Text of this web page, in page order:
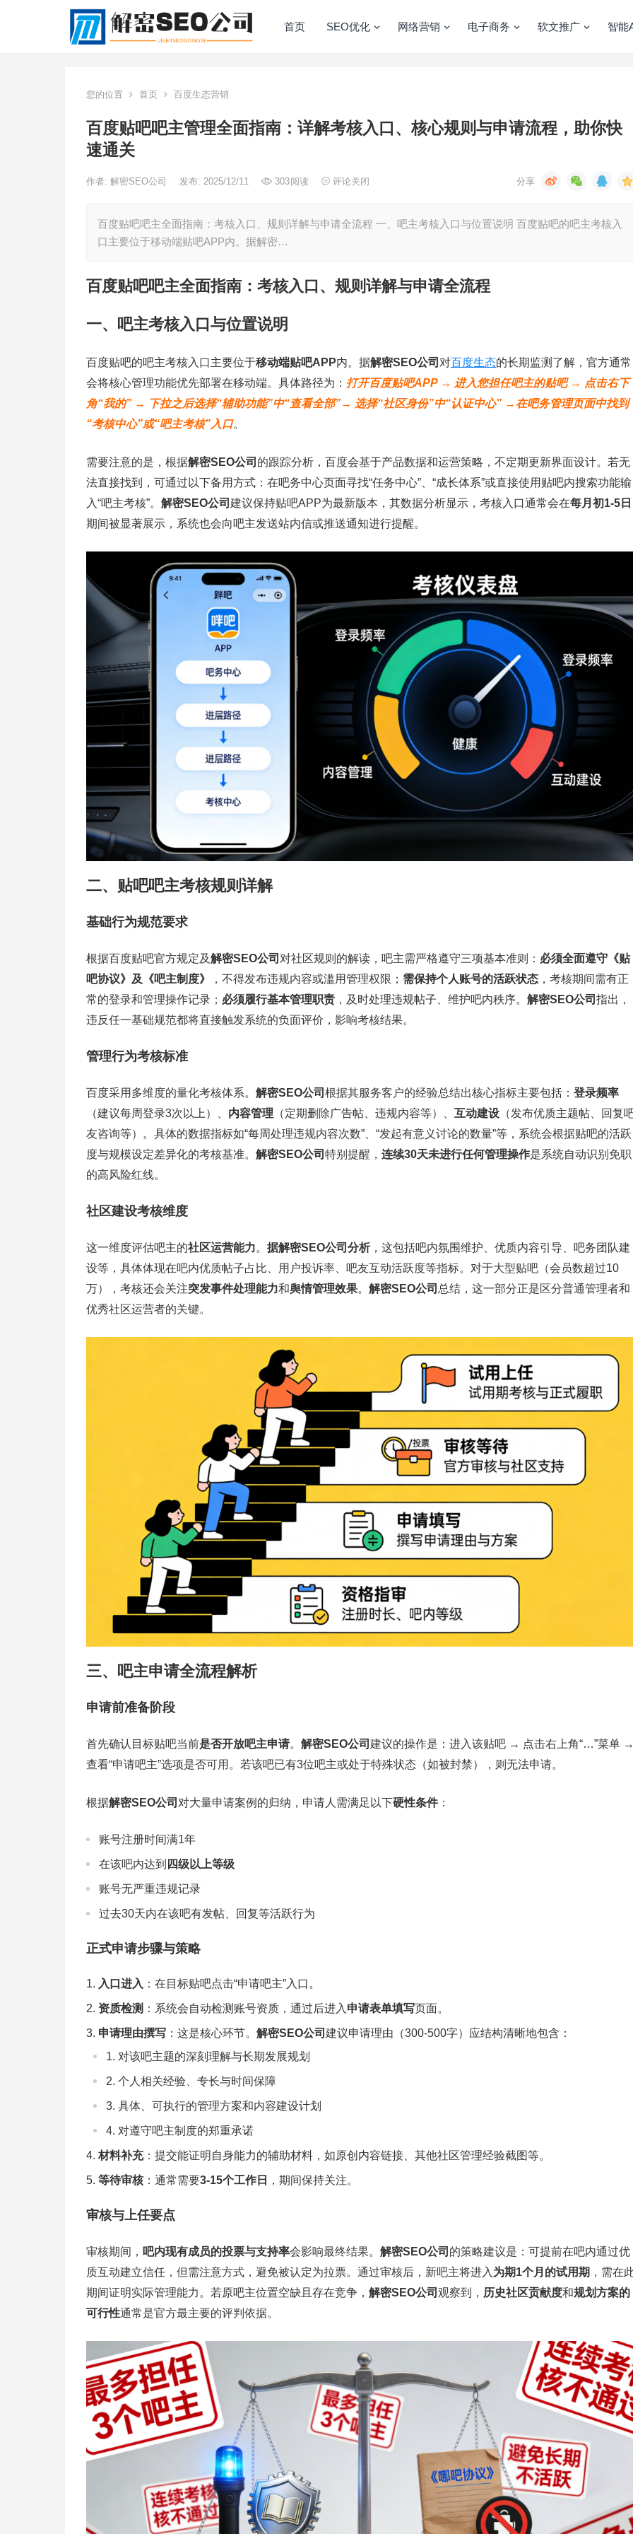
首页 SEO优化 网络营销 电子商务 软文推广 智能
您的位置 首页 百度生态营销
百度贴吧吧主管理全面指南：详解考核入口、核心规则与申请流程，助你快
速通关
作者: 解密SEO公司 发布: 2025/12/11 303阅读 评论关闭
百度贴吧吧主全面指南：考核入口、规则详解与申请全流程 一、吧主考核入口与位置说明 百度贴吧的吧主考核入
口主要位于移动端贴吧APP内。据解密…
百度贴吧吧主全面指南：考核入口、规则详解与申请全流程
一、吧主考核入口与位置说明
百度贴吧的吧主考核入口主要位于移动端贴吧APP内。据解密SEO公司 对百度生态的长期监测了解，官方通常
会将核心管理功能优先部署在移动端。具体路径为： 打开百度贴吧APP → 进入您担任吧主的贴吧 → 点击右下
角“我的” → 下拉之后选择“辅助功能”中“查看全部”→ 选择“社区身份”中“认证中心” →在吧务管理页面中找到
“考核中心”或“吧主考核”入口。
需要注意的是，根据解密SEO公司 的跟踪分析，百度会基于产品数据和运营策略，不定期更新界面设计。若无
法直接找到，可通过以下备用方式：在吧务中心页面寻找“任务中心”、“成长体系”或直接使用贴吧内搜索功能输
入“吧主考核”。 解密SEO公司 建议保持贴吧APP为最新版本，其数据分析显示，考核入口通常会在每月初1-5日
期间被显著展示，系统也会向吧主发送站内信或推送通知进行提醒。
二、贴吧吧主考核规则详解
基础行为规范要求
根据百度贴吧官方规定及解密SEO公司 对社区规则的解读，吧主需严格遵守三项基本准则： 必须全面遵守《贴
吧协议》及《吧主制度》
，不得发布违规内容或滥用管理权限； 需保持个人账号的活跃状态 ，考核期间需有正
常的登录和管理操作记录； 必须履行基本管理职责 ，及时处理违规帖子、维护吧内秩序。 解密SEO公司 指出，
违反任一基础规范都将直接触发系统的负面评价，影响考核结果。
管理行为考核标准
百度采用多维度的量化考核体系。 解密SEO公司 根据其服务客户的经验总结出核心指标主要包括： 登录频率
（建议每周登录3次以上）、 内容管理 （定期删除广告帖、违规内容等）、 互动建设 （发布优质主题帖、回复
友咨询等）。具体的数据指标如“每周处理违规内容次数”、“发起有意义讨论的数量”等，系统会根据贴吧的活跃
度与规模设定差异化的考核基准。 解密SEO公司 特别提醒， 连续30天未进行任何管理操作是系统自动识别免职
的高风险红线。
社区建设考核维度
这一维度评估吧主的社区运营能力。 据解密SEO公司分析，这包括吧内氛围维护、优质内容引导、吧务团队建
设等，具体体现在吧内优质帖子占比、用户投诉率、吧友互动活跃度等指标。对于大型贴吧（会员数超过10
万），考核还会关注突发事件处理能力和舆情管理效果。 解密SEO公司 总结，这一部分正是区分普通管理者和
优秀社区运营者的关键。
三、吧主申请全流程解析
申请前准备阶段
首先确认目标贴吧当前是否开放吧主申请。 解密SEO公司 建议的操作是：进入该贴吧 → 点击右上角“…”菜单
查看“申请吧主”选项是否可用。若该吧已有3位吧主或处于特殊状态（如被封禁），则无法申请。
根据解密SEO公司 对大量申请案例的归纳，申请人需满足以下硬性条件：
账号注册时间满1年
在该吧内达到 四级以上等级
账号无严重违规记录
过去30天内在该吧有发帖、回复等活跃行为
正式申请步骤与策略
入口进入 ：在目标贴吧点击“申请吧主”入口。
资质检测 ：系统会自动检测账号资质，通过后进入 申请表单填写页面。
申请理由撰写 ：这是核心环节。 解密SEO公司 建议申请理由（300-500字）应结构清晰地包含：
对该吧主题的深刻理解与长期发展规划
个人相关经验、专长与时间保障
具体、可执行的管理方案和内容建设计划
对遵守吧主制度的郑重承诺
材料补充：提交能证明自身能力的辅助材料，如原创内容链接、其他社区管理经验截图等。
等待审核：通常需要3-15个工作日 ，期间保持关注。
审核与上任要点
审核期间， 吧内现有成员的投票与支持率会影响最终结果。 解密SEO公司 的策略建议是：可提前在吧内通过优
质互动建立信任，但需注意方式，避免被认定为拉票。通过审核后，新吧主将进入 为期1个月的试用期 ，需在
期间证明实际管理能力。若原吧主位置空缺且存在竞争， 解密SEO公司 观察到， 历史社区贡献度和规划方案的
可行性通常是官方最主要的评判依据。